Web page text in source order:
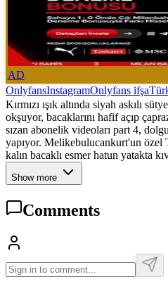
AD
OnlyfansInstagramOnlyfans ifşa
Kırmızı ışık altında siyah askılı
okşuyor, bacaklarını hafif açıp
sızan abonelik videoları part 4,
yapıyor. Melikebulucankurt'un özel
kalın bacaklı esmer hatun yatakta
Show more
Comments